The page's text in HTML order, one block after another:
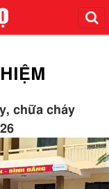
chữa cháy